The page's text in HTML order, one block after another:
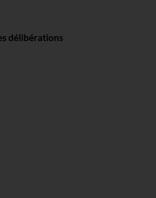
délibérations